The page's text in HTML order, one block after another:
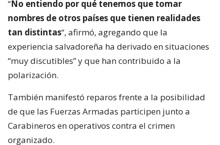
“No entiendo por qué tenemos que tomar
nombres de otros países que tienen realidades
tan distintas“, afirmó, agregando que la
experiencia salvadoreña ha derivado en situaciones
“muy discutibles” y que han contribuido a la
polarización.
También manifestó reparos frente a la posibilidad
de que las Fuerzas Armadas participen junto a
Carabineros en operativos contra el crimen
organizado.